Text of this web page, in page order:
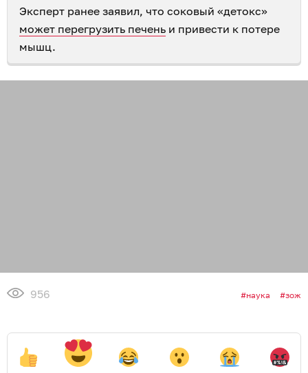
Эксперт ранее заявил, что соковый «детокс»
может перегрузить печень и привести к потере
мышц.
956 наука зож